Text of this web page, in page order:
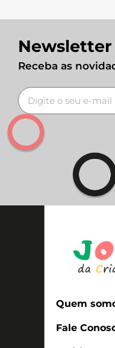
Newsletter
Receba as
Quem
Fale